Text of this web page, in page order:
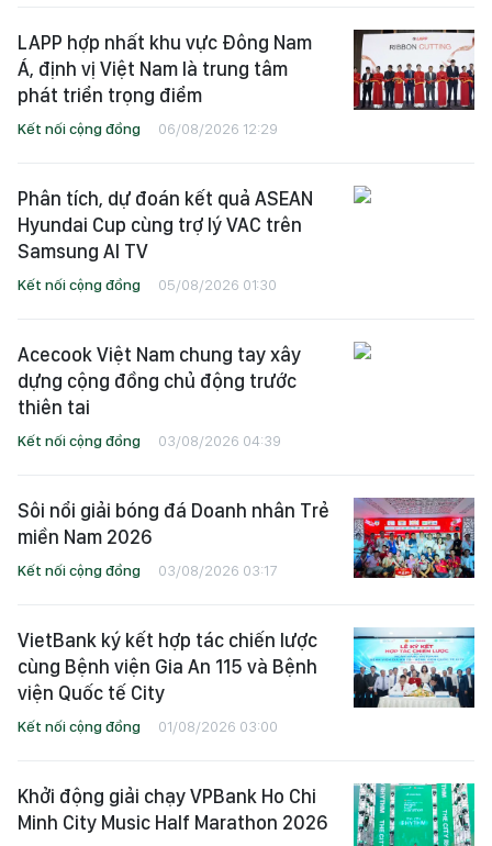
LAPP hợp nhất khu vực Đông Nam
Á, định vị Việt Nam là trung tâm
phát triển trọng điểm
Kết nối cộng đồng 06/08/2026 12:29
Phân tích, dự đoán kết quả ASEAN
Hyundai Cup cùng trợ lý VAC trên
Samsung AI TV
Kết nối cộng đồng 05/08/2026 01:30
Acecook Việt Nam chung tay xây
dựng cộng đồng chủ động trước
thiên tai
Kết nối cộng đồng 03/08/2026 04:39
Sôi nổi giải bóng đá Doanh nhân Trẻ
miền Nam 2026
Kết nối cộng đồng 03/08/2026 03:17
VietBank ký kết hợp tác chiến lược
cùng Bệnh viện Gia An 115 và Bệnh
viện Quốc tế City
Kết nối cộng đồng 01/08/2026 03:00
Khởi động giải chạy VPBank Ho Chi
Minh City Music Half Marathon 2026